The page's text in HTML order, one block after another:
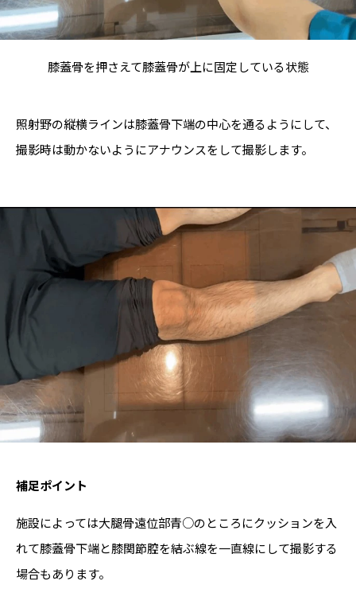
膝蓋骨を押さえて膝蓋骨が上に固定している状態
照射野の縦横ラインは膝蓋骨下端の中心を通るようにして、
撮影時は動かないようにアナウンスをして撮影します。
補足ポイント
施設によっては大腿骨遠位部青○のところにクッションを入
れて膝蓋骨下端と膝関節腔を結ぶ線を一直線にして撮影する
場合もあります。